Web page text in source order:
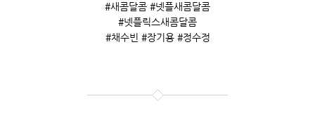
#새콤달콤 #넷플새콤달콤
#넷플릭스새콤달콤
#채수빈 #장기용 #정수정